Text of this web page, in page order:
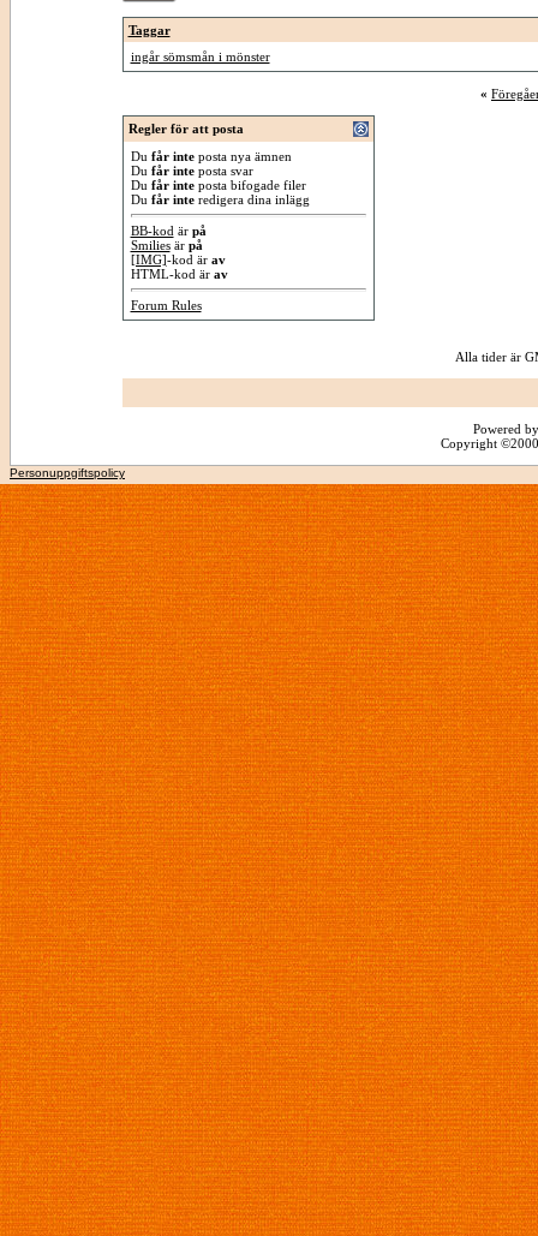
Taggar
ingår sömsmån i mönster
«
Regler för att posta
Du får inteposta nya ämnen
Du får inteposta svar
Du får inteposta bifogade filer
Du får interedigera dina inlägg
BB-kod är på
Smiliesär på
[IMG]-kod är av
HTML-kod är av
Forum Rules
Alla tider är
Powered
Copyright
Personuppgiftspolicy